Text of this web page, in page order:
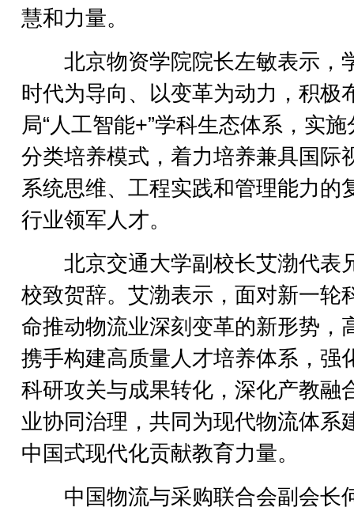
慧和力量。
北京物资学院院长左敏表示，
时代为导向、以变革为动力，积极
局“人工智能+”学科生态体系，实施
分类培养模式，着力培养兼具国际
系统思维、工程实践和管理能力的
行业领军人才。
北京交通大学副校长艾渤代表
校致贺辞。艾渤表示，面对新一轮
命推动物流业深刻变革的新形势，
携手构建高质量人才培养体系，强
科研攻关与成果转化，深化产教融
业协同治理，共同为现代物流体系
中国式现代化贡献教育力量。
中国物流与采购联合会副会长